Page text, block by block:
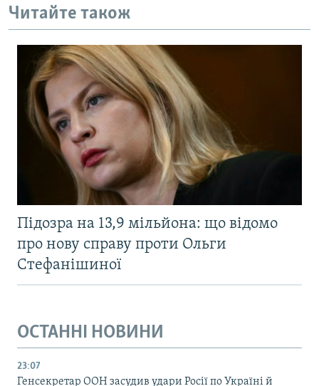
Читайте також
Підозра на 13,9 мільйона: що відомо
про нову справу проти Ольги
Стефанішиної
ОСТАННІ НОВИНИ
23:07
Генсекретар ООН засудив удари Росії по Україні й